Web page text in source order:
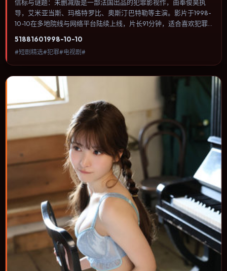
信标与谜题：未删减版是一部法国出品的犯罪影视作，由奉俊昊执
导，艾米·亚当斯、玛格特·罗比、奥斯汀·巴特勒等主演。影片于1998-
10-10在多地院线与网络平台陆续上线，片长91分钟，适合喜欢犯罪
节推进，节奏与视听语言统一，可作为休闲观影或类型片补片的选
择。
51881601998-10-10
#短剧精选#犯罪#电视剧#